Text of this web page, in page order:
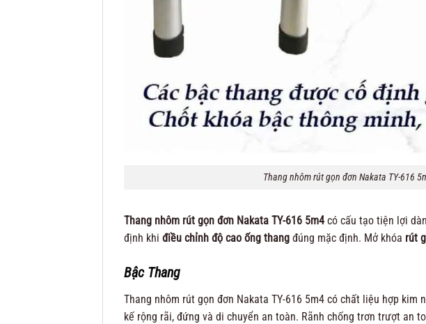
Thang nhôm rút gọn đơn Nakata TY-616
Thang nhôm rút gọn đơn Nakata TY-616 5m4 có cấu tạo tiện lợi
định khi điều chỉnh độ cao ống thang đúng mặc định. Mở khóa rút
Bậc Thang
Thang nhôm rút gọn đơn Nakata TY-616 5m4 có chất liệu hợp kim
kế rộng rãi, đứng và di chuyển an toàn. Rãnh chống trơn trượt an